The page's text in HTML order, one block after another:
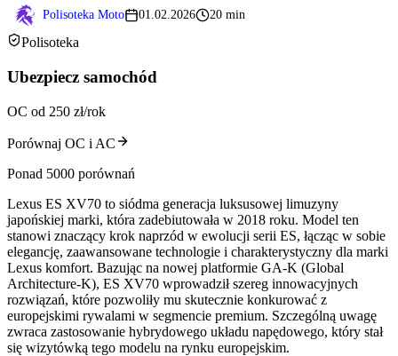
Polisoteka Moto 01.02.2026 20 min
Polisoteka
Ubezpiecz samochód
OC od 250 zł/rok
Porównaj OC i AC
Ponad 5000 porównań
Lexus ES XV70 to siódma generacja luksusowej limuzyny
japońskiej marki, która zadebiutowała w 2018 roku. Model ten
stanowi znaczący krok naprzód w ewolucji serii ES, łącząc w sobie
elegancję, zaawansowane technologie i charakterystyczny dla marki
Lexus komfort. Bazując na nowej platformie GA-K (Global
Architecture-K), ES XV70 wprowadził szereg innowacyjnych
rozwiązań, które pozwoliły mu skutecznie konkurować z
europejskimi rywalami w segmencie premium. Szczególną uwagę
zwraca zastosowanie hybrydowego układu napędowego, który stał
się wizytówką tego modelu na rynku europejskim.